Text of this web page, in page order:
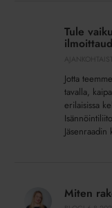
isännöintialaanTule
Jotta
tavalla,
erilaisissa
työnantajamielikuvaa?
Miten